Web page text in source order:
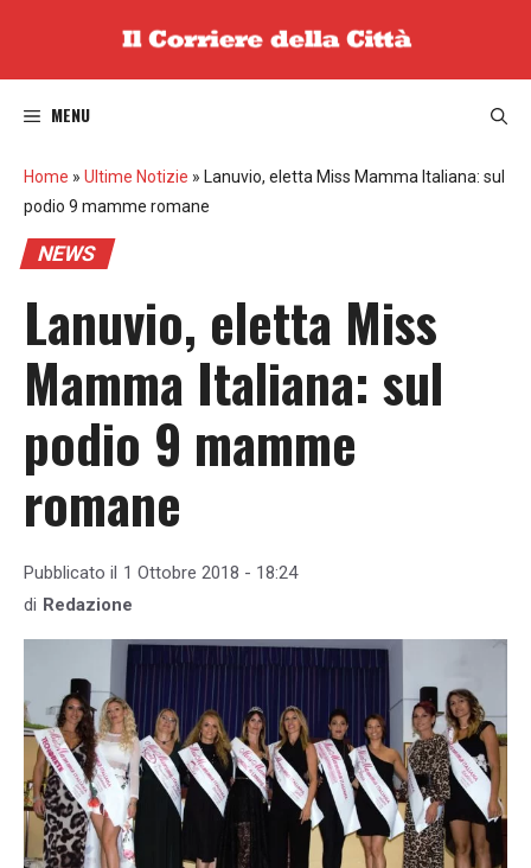
MENU
Home » Ultime Notizie » Lanuvio, eletta Miss Mamma Italiana: sul
podio 9 mamme romane
NEWS
Lanuvio, eletta Miss
Mamma Italiana: sul
podio 9 mamme
romane
Pubblicato il 1 Ottobre 2018 - 18:24
di Redazione